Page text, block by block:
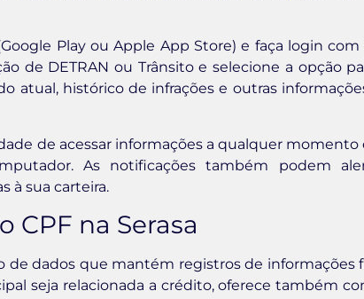
Play ou Apple App Store) e faça login com
de DETRAN ou Trânsito e selecione a opção
atual, histórico de infrações e outras
de acessar informações a qualquer momento
As notificações também podem
à sua carteira.
CPF na Serasa
de dados que mantém registros de informações
seja relacionada a crédito, oferece também